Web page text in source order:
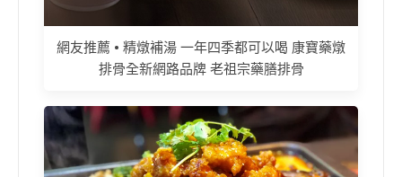
網友推薦 • 精燉補湯 一年四季都可以喝 康寶藥燉
排骨全新網路品牌 老祖宗藥膳排骨